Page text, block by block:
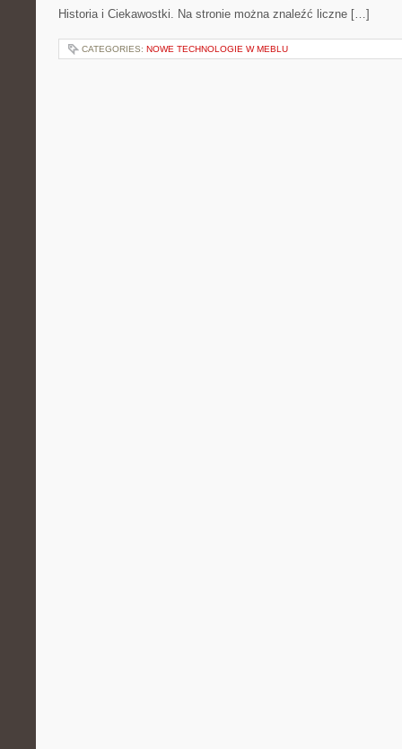
Historia i Ciekawostki. Na stronie można znaleźć liczne […]
CATEGORIES: NOWE TECHNOLOGIE W MEBLU